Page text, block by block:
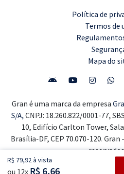
R$ 79,92 à vista
ou 12x R$ 6,66
Política de
Termos de
Mapa do
Gran é uma marca da empresa
S/A, CNPJ: 18.260.822/0001-77,
10, Edifício Carlton Tower, Sala
Brasília-DF, CEP 70.070-120.